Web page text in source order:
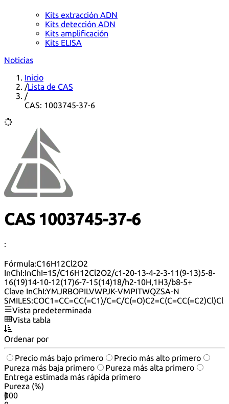
Kits extracción ADN
Kits detección ADN
Kits amplificación
Kits ELISA
Noticias
Inicio
/Lista de CAS
/
CAS: 1003745-37-6
CAS 1003745-37-6
:
Fórmula:C16H12Cl2O2
InChI:InChI=1S/C16H12Cl2O2/c1-20-13-4-2-3-11(9-13)5-8-
16(19)14-10-12(17)6-7-15(14)18/h2-10H,1H3/b8-5+
Clave InChI:YMJRBOPILVWPJK-VMPITWQZSA-N
SMILES:COC1=CC=CC(=C1)/C=C/C(=O)C2=C(C=CC(=C2)Cl)Cl
Vista predeterminada
Vista tabla
Ordenar por
Precio más bajo primero
Precio más alto primero
Pureza más baja primero
Pureza más alta primero
Entrega estimada más rápida primero
Pureza (%)
0
100
|